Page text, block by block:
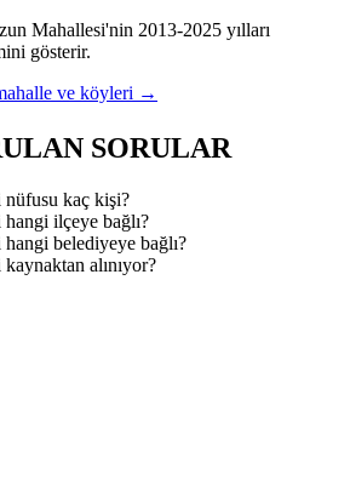
Mahallesi'nin 2013-2025 yılları
gösterir.
ve köyleri →
SORULAR
nüfusu kaç kişi?
ilçeye bağlı?
belediyeye bağlı?
alınıyor?